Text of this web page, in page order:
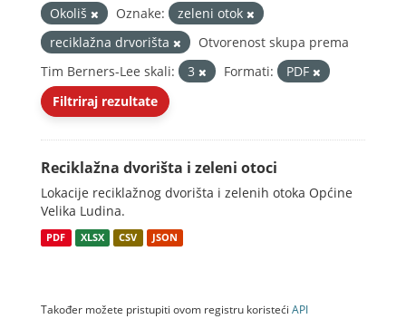
Okoliš
Oznake:
zeleni otok
reciklažna drvorišta
Otvorenost skupa prema
Tim Berners-Lee skali:
3 Formati:
PDF
Filtriraj rezultate
Reciklažna dvorišta i zeleni otoci
Lokacije reciklažnog dvorišta i zelenih otoka Općine
Velika Ludina.
PDF XLSX CSV JSON
Također možete pristupiti ovom registru koristeći API